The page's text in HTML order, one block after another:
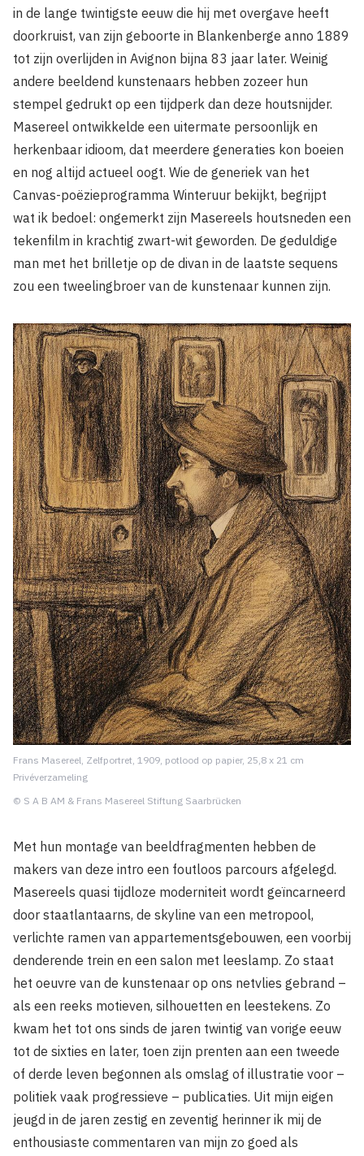
Frans Masereel, Zelfportret, 1909, potlood op papier, 25,8 x 21 cm
Privéverzameling
© S A B AM & Frans Masereel Stiftung Saarbrücken
in de lange twintigste eeuw die hij met overgave heeft
doorkruist, van zijn geboorte in Blankenberge anno 1889
tot zijn overlijden in Avignon bijna 83 jaar later. Weinig
andere beeldend kunstenaars hebben zozeer hun
stempel gedrukt op een tijdperk dan deze houtsnijder.
Masereel ontwikkelde een uitermate persoonlijk en
herkenbaar idioom, dat meerdere generaties kon boeien
en nog altijd actueel oogt. Wie de generiek van het
Canvas-poëzieprogramma Winteruur bekijkt, begrijpt
wat ik bedoel: ongemerkt zijn Masereels houtsneden een
tekenfilm in krachtig zwart-wit geworden. De geduldige
man met het brilletje op de divan in de laatste sequens
zou een tweelingbroer van de kunstenaar kunnen zijn.
Met hun montage van beeldfragmenten hebben de
makers van deze intro een foutloos parcours afgelegd.
Masereels quasi tijdloze moderniteit wordt geïncarneerd
door staatlantaarns, de skyline van een metropool,
verlichte ramen van appartementsgebouwen, een voorbij
denderende trein en een salon met leeslamp. Zo staat
het oeuvre van de kunstenaar op ons netvlies gebrand –
als een reeks motieven, silhouetten en leestekens. Zo
kwam het tot ons sinds de jaren twintig van vorige eeuw
tot de sixties en later, toen zijn prenten aan een tweede
of derde leven begonnen als omslag of illustratie voor –
politiek vaak progressieve – publicaties. Uit mijn eigen
jeugd in de jaren zestig en zeventig herinner ik mij de
enthousiaste commentaren van mijn zo goed als